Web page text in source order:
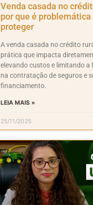
Venda casada no
por que é problemática
proteger
A venda casada no crédito
prática que impacta
elevando custos e limitando a
na contratação de seguros e
financiamento.
LEIA MAIS »
25/11/2025